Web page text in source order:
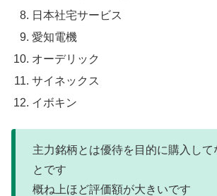
日本社宅サービス
愛知電機
オーデリック
サイネックス
イボキン
主力銘柄とは優待を目的に購入して
とです
概ね上ほど評価額が大きいです